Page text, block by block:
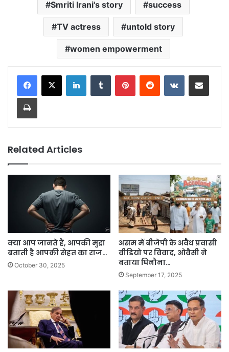
Smriti Irani's story success
TV actress untold story
women empowerment
LinkedInTumblr PinterestReddit VKontakteShare via Email
Print
Related Articles
क्या आप जानते हैं, आपकी मुद्रा
बताती है आपकी सेहत का राज…
October 30, 2025
असम में बीजेपी के अवैध प्रवासी
वीडियो पर विवाद, ओवैसी ने
बताया घिनौना…
September 17, 2025